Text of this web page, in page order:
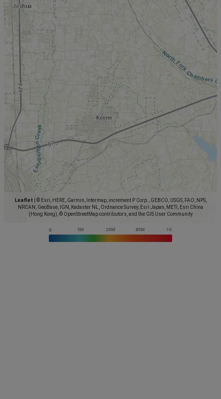
Leaflet
© Esri, HERE, Garmin, Intermap, increment P Corp., GEBCO, USGS, FAO, NPS,
NRCAN, GeoBase, IGN, Kadaster NL, Ordnance Survey, Esri Japan, METI, Esri China
(Hong Kong), © OpenStreetMap contributors, and the GIS User Community